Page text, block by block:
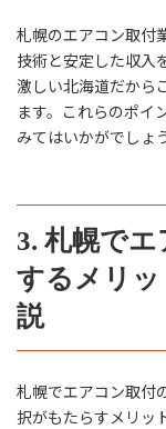
札幌のエアコン取付
技術と安定した収入
激しい北海道だから
ます。これらのポイ
みてはいかがでしょ
3. 札幌で
するメリ
説
札幌でエアコン取付
択がもたらすメリッ